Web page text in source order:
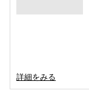
詳細をみる